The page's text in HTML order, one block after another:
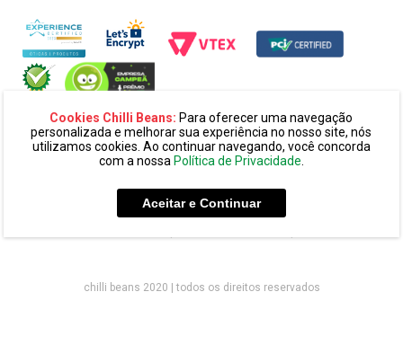
Cookies Chilli Beans: Para oferecer uma navegação
personalizada e melhorar sua experiência no nosso site, nós
utilizamos cookies. Ao continuar navegando, você concorda
com a nossa Política de Privacidade.
Aceitar e Continuar
ltda. cnpj: 14.439.371/0002-60
alameda amazonas, 594, terreo mezanino, alphaville
chilli beans 2020 | todos os direitos reservados